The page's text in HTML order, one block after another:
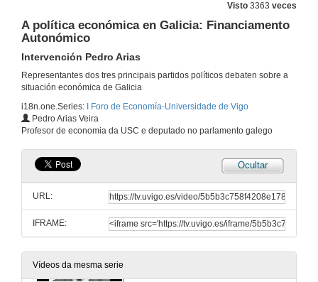
Visto 3363 veces
A política económica en Galicia: Financiamento
Autonómico
Intervención Pedro Arias
Representantes dos tres principais partidos políticos debaten sobre a
situación económica de Galicia
i18n.one.Series:
I Foro de Economía-Universidade de Vigo
Pedro Arias Veira
Profesor de economia da USC e deputado no parlamento galego
Ocultar
URL:
IFRAME:
Vídeos da mesma serie
12 de abr. de 2011
13 de abr. de 2011
A política económica en Galicia: Financiamento Autonómico
Intervención Carmen Adán
13 de abr. de 2011
A política económica en Galicia: Financiamento Autonómico